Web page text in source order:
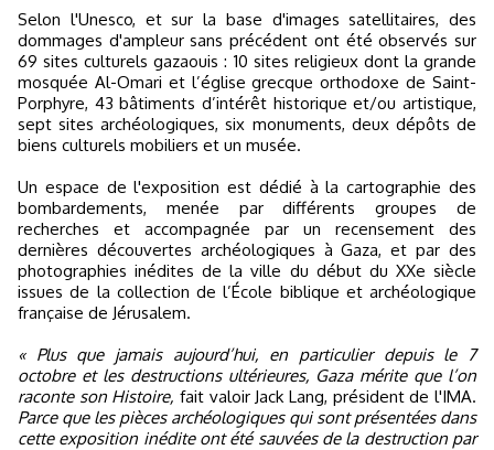
Selon l'Unesco, et sur la base d'images satellitaires, des
dommages d'ampleur sans précédent ont été observés sur
69 sites culturels gazaouis : 10 sites religieux dont la grande
mosquée Al-Omari et l’église grecque orthodoxe de Saint-
Porphyre, 43 bâtiments d’intérêt historique et/ou artistique,
sept sites archéologiques, six monuments, deux dépôts de
biens culturels mobiliers et un musée.
Un espace de l'exposition est dédié à la cartographie des
bombardements, menée par différents groupes de
recherches et accompagnée par un recensement des
dernières découvertes archéologiques à Gaza, et par des
photographies inédites de la ville du début du XXe siècle
issues de la collection de l’École biblique et archéologique
française de Jérusalem.
« Plus que jamais aujourd’hui, en particulier depuis le 7
octobre et les destructions ultérieures, Gaza mérite que l’on
raconte son Histoire, fait valoir Jack Lang, président de l'IMA.
Parce que les pièces archéologiques qui sont présentées dans
cette exposition inédite ont été sauvées de la destruction par